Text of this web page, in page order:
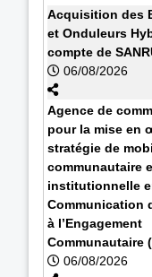
Acquisition des
et Onduleurs
compte de
06/08/2026
Agence de
pour la mise en
stratégie de
communautaire
institutionnelle
Communication
à l’Engagement
Communautaire
06/08/2026